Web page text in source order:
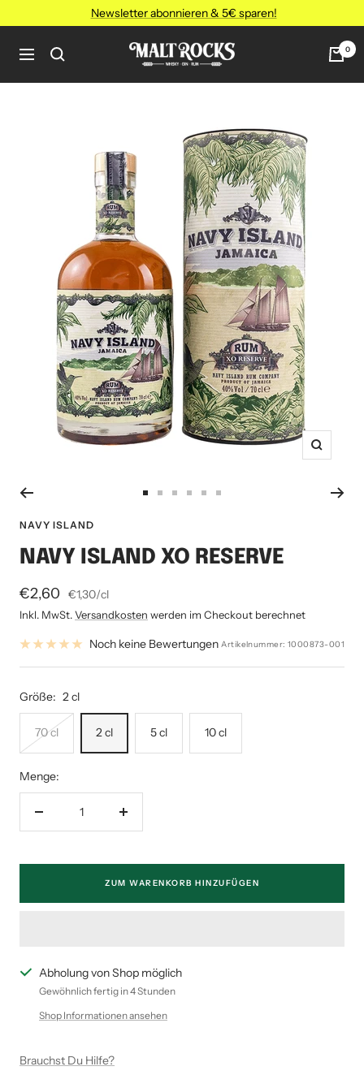
zum
Inhalt
Newsletter abonnieren & 5€ sparen!
Navigation
MALT
ROCKS
0
Zoom
gehengehen
gehengehengehengehen
NAVY ISLAND
NAVY ISLAND XO RESERVE
Angebotspreis
€2,60 €1,30/cl
Inkl. MwSt.Versandkosten werden im Checkout berechnet
Noch keine Bewertungen Artikelnummer:1000873-001
Größe: 2 cl
70 cl 2 cl 5 cl 10 cl
Menge:
Menge
ZUM WARENKORB HINZUFÜGEN
Abholung von Shop möglich
Gewöhnlich fertig in 4 Stunden
Shop Informationen ansehen
Brauchst Du Hilfe?